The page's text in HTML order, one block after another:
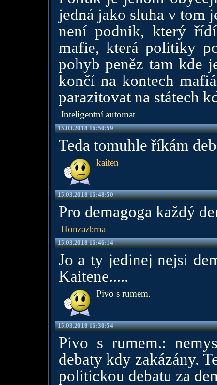
jedná jako sluha v tom
není podnik, který
mafie, která politiky
pohyb peněz tam kde
končí na kontech
parazitovat na státech
Inteligentní automat
15.03.2018 16:50:59
Teda tomuhle říkám
kaiten
15.03.2018 16:48:50
Pro demagoga každý
Honzazbrna
15.03.2018 16:46:14
Jo a ty jedinej nejsi
Kaitene.....
Pivo s rumem.
15.03.2018 16:30:54
Pivo s rumem.:
debaty kdy zakázány.
politickou debatu za